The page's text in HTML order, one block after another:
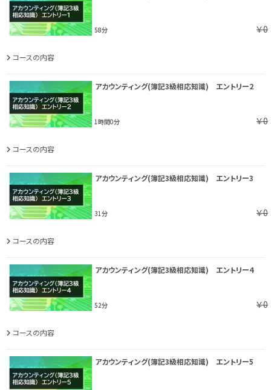
58分 ￥0
コースの内容
アカウンティング(簿記3級相応知識) エントリー2
1時間0分 ￥0
コースの内容
アカウンティング(簿記3級相応知識) エントリー3
31分 ￥0
コースの内容
アカウンティング(簿記3級相応知識) エントリー4
52分 ￥0
コースの内容
アカウンティング(簿記3級相応知識) エントリー5